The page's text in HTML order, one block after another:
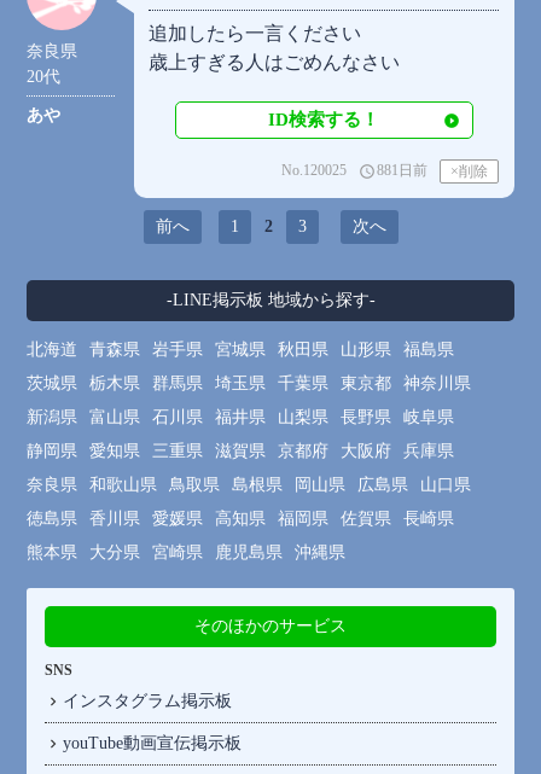
奈良県
20代
あや
追加したら一言ください
歳上すぎる人はごめんなさい
ID検索する！
access_time881日前
No.120025
前へ 1 2 3 次へ
-LINE掲示板 地域から探す-
北海道 青森県 岩手県 宮城県 秋田県 山形県
福島県
茨城県
栃木県 群馬県 埼玉県 千葉県 東京都
神奈川県
新潟県
富山県 石川県 福井県 山梨県 長野県
岐阜県
静岡県
愛知県 三重県 滋賀県 京都府 大阪府
兵庫県
奈良県
和歌山県 鳥取県 島根県 岡山県 広島県
山口県
徳島県
香川県 愛媛県 高知県 福岡県 佐賀県
長崎県
熊本県
大分県 宮崎県 鹿児島県 沖縄県
そのほかのサービス
SNS
インスタグラム掲示板
youTube動画宣伝掲示板